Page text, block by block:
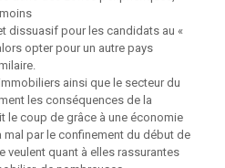
dissuasif pour les candidats au «
opter pour un autre pays
ainsi que le secteur du
les conséquences de la
le coup de grâce à une économie
par le confinement du début de
veulent quant à elles rassurantes